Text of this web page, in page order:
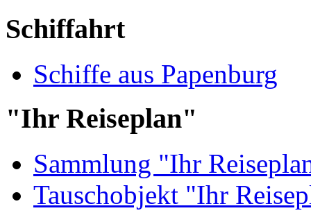
Schiffahrt
Schiffe aus Papenburg
"Ihr Reiseplan"
Sammlung "Ihr
Tauschobjekt "Ihr